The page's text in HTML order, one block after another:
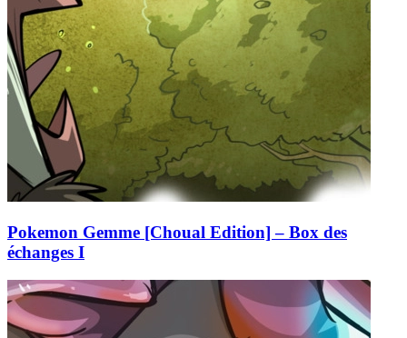
Pokemon Gemme [Choual Edition] – Box des
échanges I